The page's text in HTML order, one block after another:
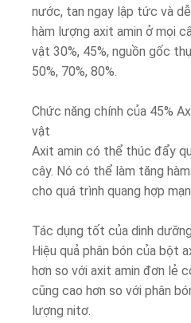
nước, tan ngay lập tức và
hàm lượng axit amin ở mọi
vật 30%, 45%, nguồn gốc
50%, 70%, 80%.
Chức năng chính của 45%
vật
Axit amin có thể thúc đẩy
cây. Nó có thể làm tăng
cho quá trình quang hợp
Tác dụng tốt của dinh
Hiệu quả phân bón của bột
hơn so với axit amin đơn lẻ
cũng cao hơn so với phân
lượng nitơ.